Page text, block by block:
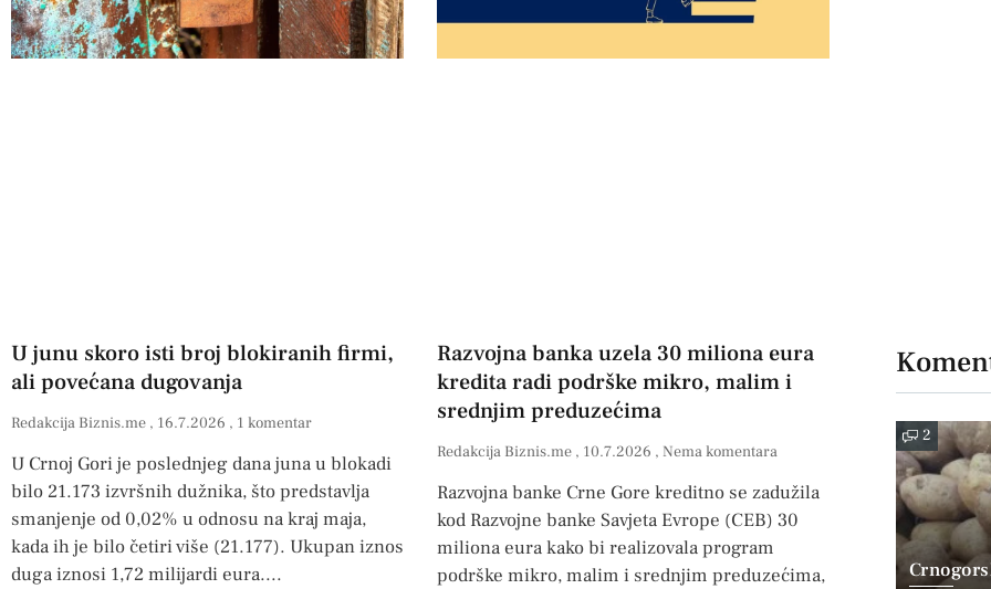
U junu skoro isti broj blokiranih firmi,
ali povećana dugovanja
Redakcija Biznis.me 16.7.2026 1 komentar
U Crnoj Gori je poslednjeg dana juna u blokadi
bilo 21.173 izvršnih dužnika, što predstavlja
smanjenje od 0,02% u odnosu na kraj maja,
kada ih je bilo četiri više (21.177). Ukupan iznos
duga iznosi 1,72 milijardi eura.
Razvojna banka uzela 30 miliona eura
kredita radi podrške mikro, malim i
srednjim preduzećima
Redakcija Biznis.me 10.7.2026 Nema komentara
Razvojna banke Crne Gore kreditno se zadužila
kod Razvojne banke Savjeta Evrope (CEB) 30
miliona eura kako bi realizovala program
podrške mikro, malim i srednjim preduzećima,
2